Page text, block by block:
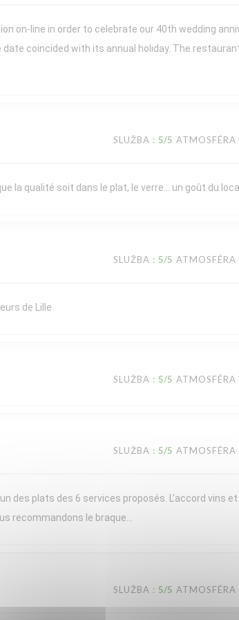
on-line in order to celebrate our 40th wedding
coincided with its annual holiday. The
SLUŽBA : 5/5 ATMOSFÉRA
la qualité soit dans le plat, le verre… un goût du
SLUŽBA : 5/5 ATMOSFÉRA
de Lille
SLUŽBA : 5/5 ATMOSFÉRA
SLUŽBA : 5/5 ATMOSFÉRA
des plats des 6 services proposés. L’accord vins
recommandons le braque…
SLUŽBA : 5/5 ATMOSFÉRA